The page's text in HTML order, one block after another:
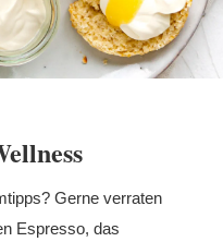
Gerne verraten
Espresso, das